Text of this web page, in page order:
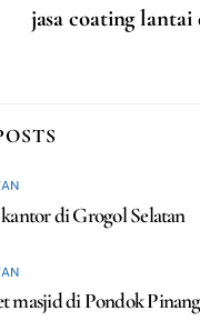
jasa coating lantai
di Grogol Selatan
masjid di Pondok Pinang